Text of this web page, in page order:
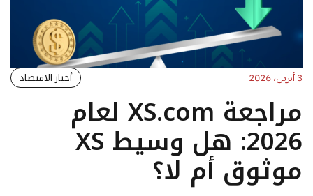
3 أبريل، 2026 أخبار الاقتصاد
مراجعة XS.com لعام
2026: هل وسيط XS
موثوق أم لا؟